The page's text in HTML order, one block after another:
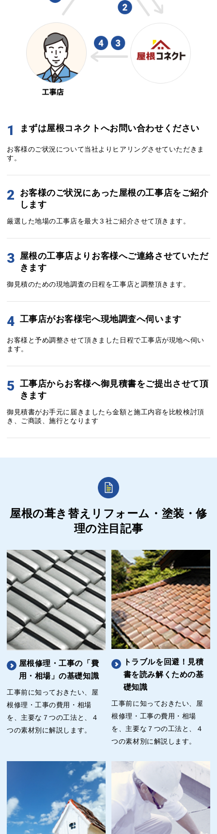
1 まずは屋根コネクトへお問い合わせください
お客様のご状況について当社よりヒアリングさせていただきま
す。
2
お客様のご状況にあった屋根の工事店をご紹介
します
厳選した地場の工事店を最大３社ご紹介させて頂きます。
3 屋根の工事店よりお客様へご連絡させていただ
きます
御見積のための現地調査の日程を工事店と調整頂きます。
4 工事店がお客様宅へ現地調査へ伺います
お客様と予め調整させて頂きました日程で工事店が現地へ伺い
ます。
5 工事店からお客様へ御見積書をご提出させて頂
きます
御見積書がお手元に届きましたら金額と施工内容を比較検討頂
き、ご商談、施行となります
屋根の葺き替えリフォーム・塗装・修
理の注目記事
屋根修理・工事の「費
用・相場」の基礎知識
工事前に知っておきたい、屋
根修理・工事の費用・相場
を、主要な７つの工法と、４
つの素材別に解説します。
トラブルを回避！見積
書を読み解くための基
礎知識
工事前に知っておきたい、屋
根修理・工事の費用・相場
を、主要な７つの工法と、４
つの素材別に解説します。